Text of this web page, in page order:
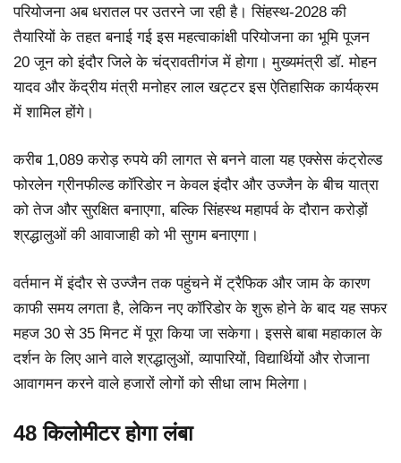
परियोजना अब धरातल पर उतरने जा रही है। सिंहस्थ-2028 की
तैयारियों के तहत बनाई गई इस महत्वाकांक्षी परियोजना का भूमि पूजन
20 जून को इंदौर जिले के चंद्रावतीगंज में होगा। मुख्यमंत्री डॉ. मोहन
यादव और केंद्रीय मंत्री मनोहर लाल खट्टर इस ऐतिहासिक कार्यक्रम
में शामिल होंगे।
करीब 1,089 करोड़ रुपये की लागत से बनने वाला यह एक्सेस कंट्रोल्ड
फोरलेन ग्रीनफील्ड कॉरिडोर न केवल इंदौर और उज्जैन के बीच यात्रा
को तेज और सुरक्षित बनाएगा, बल्कि सिंहस्थ महापर्व के दौरान करोड़ों
श्रद्धालुओं की आवाजाही को भी सुगम बनाएगा।
वर्तमान में इंदौर से उज्जैन तक पहुंचने में ट्रैफिक और जाम के कारण
काफी समय लगता है, लेकिन नए कॉरिडोर के शुरू होने के बाद यह सफर
महज 30 से 35 मिनट में पूरा किया जा सकेगा। इससे बाबा महाकाल के
दर्शन के लिए आने वाले श्रद्धालुओं, व्यापारियों, विद्यार्थियों और रोजाना
आवागमन करने वाले हजारों लोगों को सीधा लाभ मिलेगा।
48 किलोमीटरहोगालंबा